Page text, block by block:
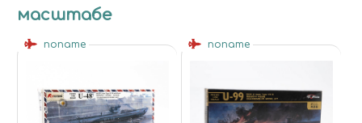
масштабе
noname noname